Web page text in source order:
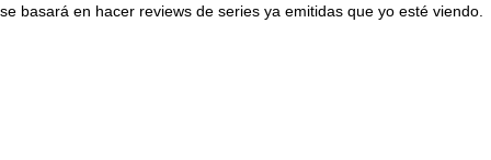
se basará en hacer reviews de series ya emitidas que yo esté viendo.